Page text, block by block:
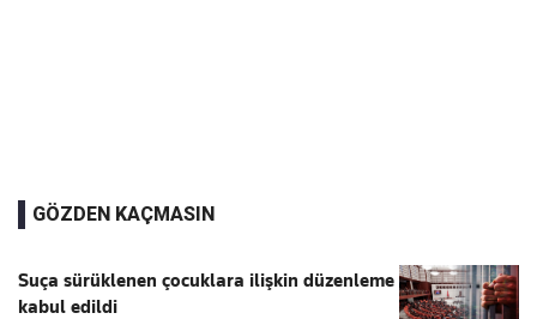
GÖZDEN KAÇMASIN
Suça sürüklenen çocuklara ilişkin düzenleme
kabul edildi